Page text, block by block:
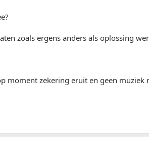
zoals ergens anders als oplossing
moment zekering eruit en geen muziek